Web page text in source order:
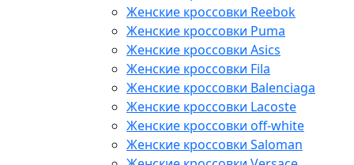
Женские кроссовки Reebok
Женские кроссовки Puma
Женские кроссовки Asics
Женские кроссовки Fila
Женские кроссовки Balenciaga
Женские кроссовки Lacoste
Женские кроссовки off-white
Женские кроссовки Saloman